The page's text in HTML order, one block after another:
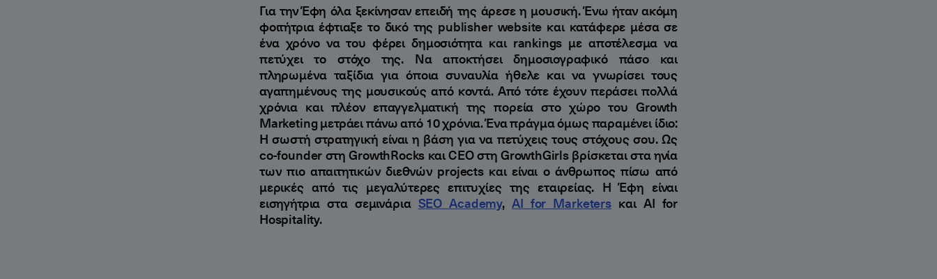
Για την Έφη όλα ξεκίνησαν επειδή της άρεσε η μουσική. Ένω ήταν ακόμη
φοιτήτρια έφτιαξε το δικό της publisher website και κατάφερε μέσα σε
ένα χρόνο να του φέρει δημοσιότητα και rankings με αποτέλεσμα να
πετύχει το στόχο της. Να αποκτήσει δημοσιογραφικό πάσο και
πληρωμένα ταξίδια για όποια συναυλία ήθελε και να γνωρίσει τους
αγαπημένους της μουσικούς από κοντά. Από τότε έχουν περάσει πολλά
χρόνια και πλέον επαγγελματική της πορεία στο χώρο του Growth
Marketing μετράει πάνω από 10 χρόνια. Ένα πράγμα όμως παραμένει ίδιο:
Η σωστή στρατηγική είναι η βάση για να πετύχεις τους στόχους σου. Ως
co-founder στη GrowthRocks και CEO στη GrowthGirls βρίσκεται στα ηνία
των πιο απαιτητικών διεθνών projects και είναι ο άνθρωπος πίσω από
μερικές από τις μεγαλύτερες επιτυχίες της εταιρείας. Η Έφη είναι
εισηγήτρια στα σεμινάρια SEO Academy,AI for Marketersκαι AI for
Hospitality.